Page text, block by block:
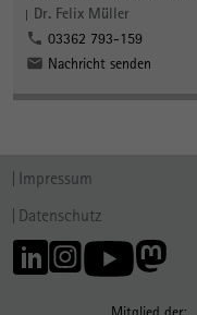
Dr. Felix Müller
03362 793-159
Nachricht senden
Impressum
Datenschutz